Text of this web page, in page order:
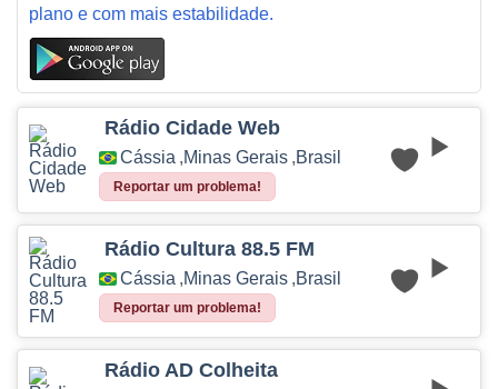
plano e com mais estabilidade.
Rádio Cidade Web
Cássia ,Minas Gerais ,Brasil
Reportar um problema!
Rádio Cultura 88.5 FM
Cássia ,Minas Gerais ,Brasil
Reportar um problema!
Rádio AD Colheita